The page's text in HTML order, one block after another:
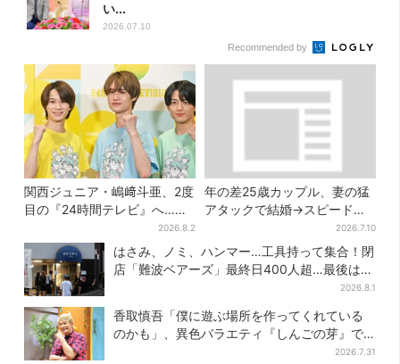
い...
2026.07.10
Recommended by
関西ジュニア・嶋﨑斗亜、2度
目の『24時間テレビ』へ…ほ
かのメンバーに助言「サポー
ターたるもの」
2026.8.2
年の差25歳カップル、妻の猛
アタックで結婚→スピード離
婚に…驚きの理由は「新しい
髪型」
2026.7.10
はさみ、ノミ、ハンマー…工具持って集合！閉
店「難波ベアーズ」最終日400人超…最後は
2026.8.1
香取慎吾「僕に遊ぶ場所を作ってくれている
のかも」、異色バラエティ『しんごの芽』で
2026.7.31